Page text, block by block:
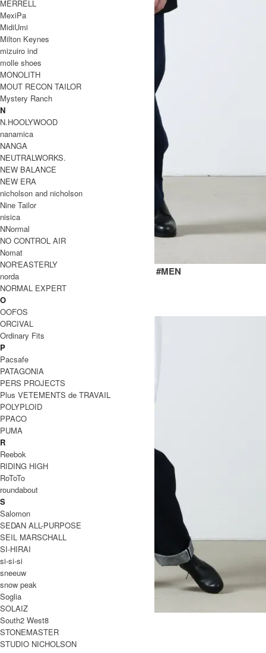
JAMES FATIGUE DENIM ONE WASH #MEN
SOLD OUT
Ordinary Fits
オーディナリーフィッツ
TYPE WIDE ONE WASH size26,28
SOLD OUT
Ordinary Fits
MERRELL
MexiPa
MidiUmi
Milton Keynes
mizuiro ind
molle shoes
MONOLITH
MOUT RECON TAILOR
Mystery Ranch
N
N.HOOLYWOOD
nanamica
NANGA
NEUTRALWORKS.
NEW BALANCE
NEW ERA
nicholson and nicholson
Nine Tailor
nisica
NNormal
NO CONTROL AIR
Nomat
NOR'EASTERLY
norda
NORMAL EXPERT
O
OOFOS
ORCIVAL
Ordinary Fits
P
Pacsafe
PATAGONIA
PERS PROJECTS
Plus VETEMENTS de TRAVAIL
POLYPLOID
PPACO
PUMA
R
Reebok
RIDING HIGH
RoToTo
roundabout
S
Salomon
SEDAN ALL-PURPOSE
SEIL MARSCHALL
SI-HIRAI
si-si-si
sneeuw
snow peak
Soglia
SOLAIZ
South2 West8
STONEMASTER
STUDIO NICHOLSON